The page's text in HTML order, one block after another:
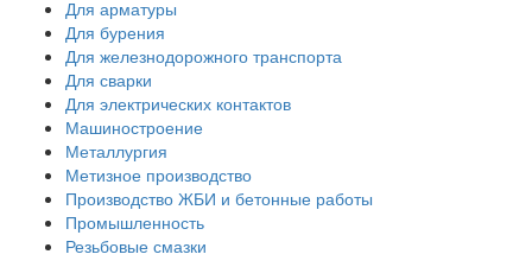
Для арматуры
Для бурения
Для железнодорожного транспорта
Для сварки
Для электрических контактов
Машиностроение
Металлургия
Метизное производство
Производство ЖБИ и бетонные работы
Промышленность
Резьбовые смазки